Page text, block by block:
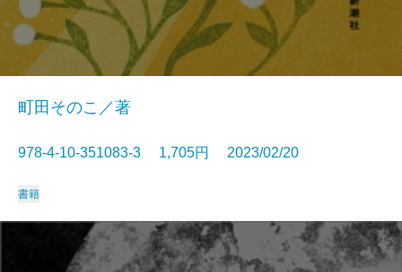
町田そのこ／著
978-4-10-351083-3 1,705円 2023/02/20
書籍